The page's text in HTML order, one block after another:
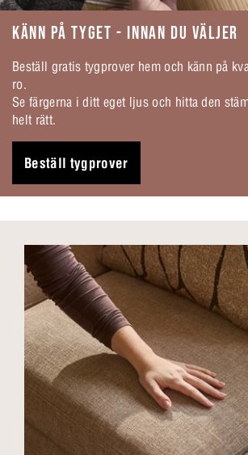
KÄNN PÅ TYGET - INNAN DU VÄLJER
Beställ gratis tygprover hem och känn på
ro.
Se färgerna i ditt eget ljus och hitta den
helt rätt.
Beställ tygprover